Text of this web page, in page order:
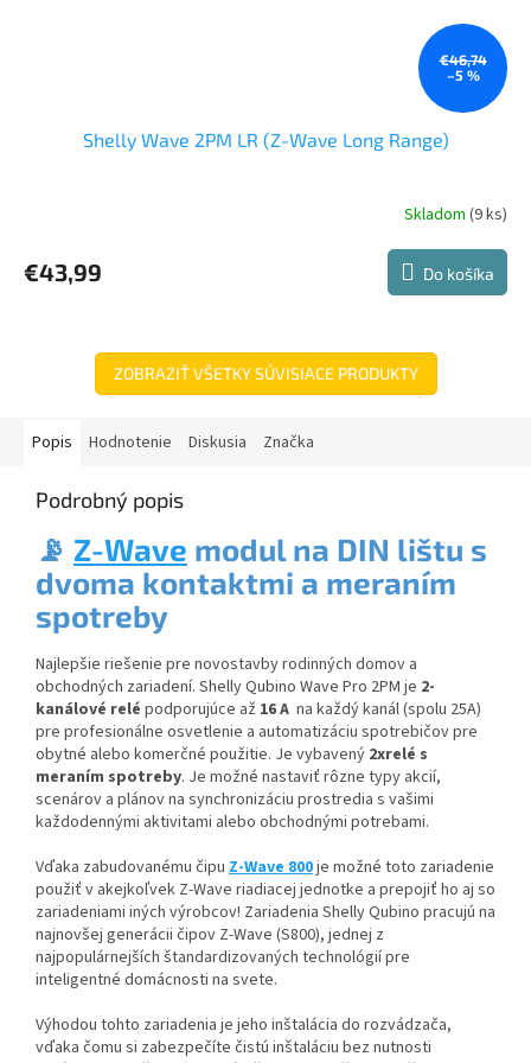
€46,74
–5 %
Shelly Wave 2PM LR (Z-Wave Long Range)
produktu
je
Skladom(9 ks)
€43,99 Do košíka
ZOBRAZIŤ VŠETKY SÚVISIACE PRODUKTY
Popis Hodnotenie Diskusia Značka
Podrobný popis
📡 Z-Wave modul na DIN lištu s
dvoma kontaktmi a meraním
spotreby
Najlepšie riešenie pre novostavby rodinných domov a
obchodných zariadení. Shelly Qubino Wave Pro 2PM je 2-
kanálové relé podporujúce až 16 A na každý kanál (spolu 25A)
pre profesionálne osvetlenie a automatizáciu spotrebičov pre
obytné alebo komerčné použitie. Je vybavený 2xrelé s
meraním spotreby. Je možné nastaviť rôzne typy akcií,
scenárov a plánov na synchronizáciu prostredia s vašimi
každodennými aktivitami alebo obchodnými potrebami. ​
Vďaka zabudovanému čipu Z-Wave 800je možné toto zariadenie
použiť v akejkoľvek Z-Wave riadiacej jednotke a prepojiť ho aj so
zariadeniami iných výrobcov! Zariadenia Shelly Qubino pracujú na
najnovšej generácii čipov Z-Wave (S800), jednej z
najpopulárnejších štandardizovaných technológií pre
inteligentné domácnosti na svete.
Výhodou tohto zariadenia je jeho inštalácia do rozvádzača,
vďaka čomu si zabezpečíte čistú inštaláciu bez nutnosti